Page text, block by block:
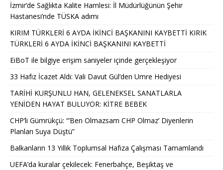
İzmir’de Sağlıkta Kalite Hamlesi: İl Müdürlüğünün Şehir
Hastanesi’nde TÜSKA adımı
KIRIM TÜRKLERİ 6 AYDA İKİNCİ BAŞKANINI KAYBETTİ KIRIK
TÜRKLERİ 6 AYDA İKİNCİ BAŞKANINI KAYBETTİ
EiBoT ile bilgiye erişim saniyeler içinde gerçekleşiyor
33 Hafız İcazet Aldı: Vali Davut Gül’den Umre Hediyesi
TARİHİ KURŞUNLU HAN, GELENEKSEL SANATLARLA
YENİDEN HAYAT BULUYOR: KİTRE BEBEK
CHP’li Gümrükçü: “’Ben Olmazsam CHP Olmaz’ Diyenlerin
Planları Suya Düştü”
Balkanların 13 Yıllık Toplumsal Hafıza Çalışması Tamamlandı
UEFA’da kuralar çekilecek: Fenerbahçe, Beşiktaş ve